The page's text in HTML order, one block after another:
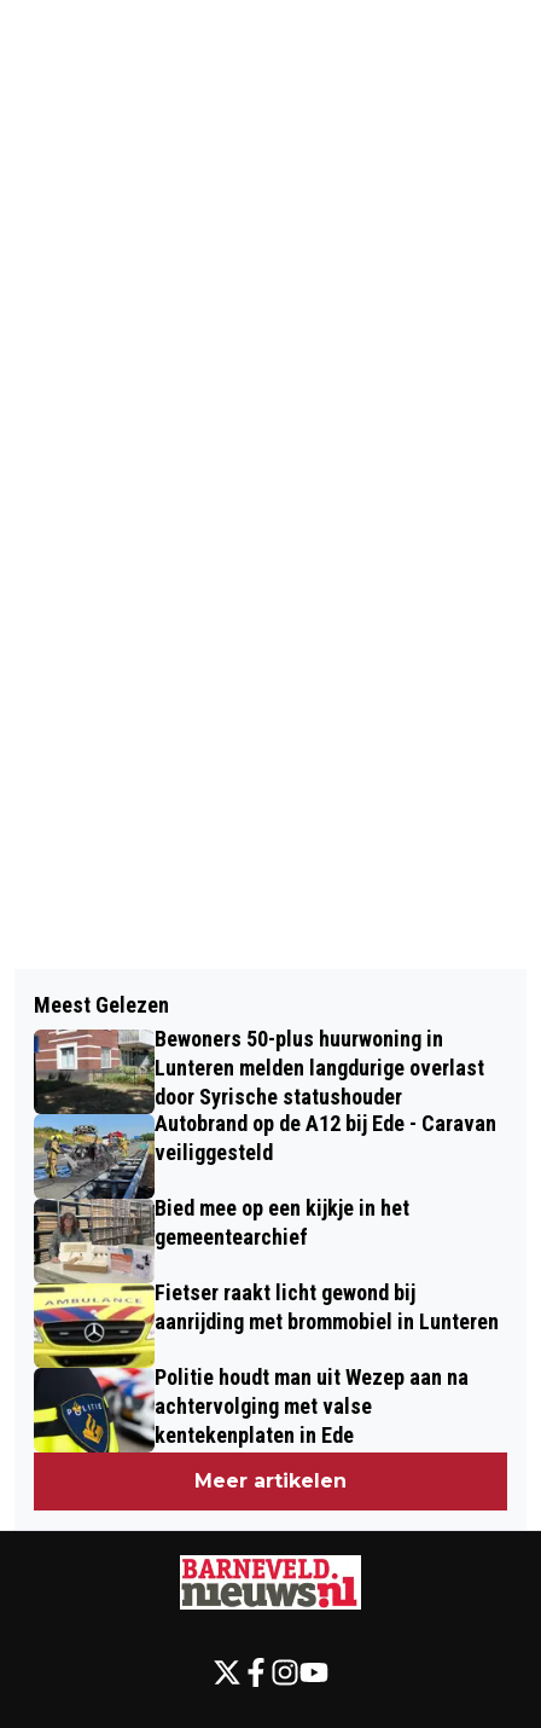
JEUGDVOETBALDAGEN BIJ DVS’33 IN
DE HERFSTVAKANTIE
GROEIENDE VRAAG NAAR WETTELIJK
VERTEGENWOORDIGERS BINNEN ZORG
Meest Gelezen
Bewoners 50-plus huurwoning in
Lunteren melden langdurige overlast
door Syrische statushouder
Autobrand op de A12 bij Ede - Caravan
veiliggesteld
Bied mee op een kijkje in het
gemeentearchief
Fietser raakt licht gewond bij
aanrijding met brommobiel in Lunteren
Politie houdt man uit Wezep aan na
achtervolging met valse
kentekenplaten in Ede
Meer artikelen